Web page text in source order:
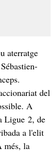
aterratge
del
A
Ligue 2, de
a l'elit
més, la